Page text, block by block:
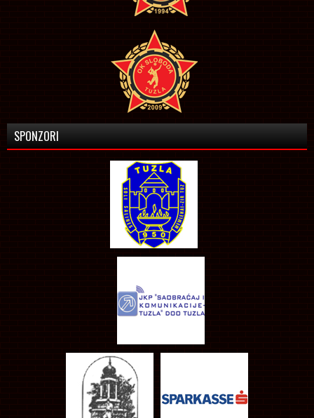
SPONZORI